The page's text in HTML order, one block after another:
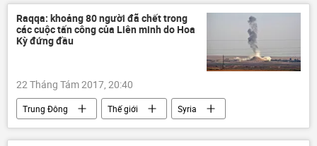
thăm dò
Raqqa: khoảng 80 người đã chết trong
các cuộc tấn công của Liên minh do Hoa
Kỳ đứng đầu
22 Tháng Tám 2017, 20:40
Trung Đông Thế giới
Syria
Raqqah